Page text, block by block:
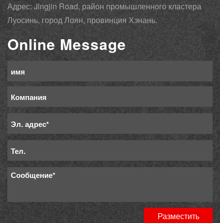
Адрес: Jingjin Road, район промышленного кластера
Луосинь, город Лоян, провинция Хэнань.
Online Message